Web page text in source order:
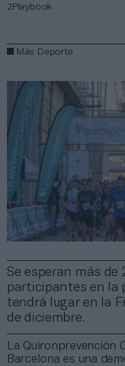
Se esperan más de
participantes en la
tendrá lugar en la
de diciembre.
2Playbook
Más Deporte
La Quironprevención
Barcelona es una